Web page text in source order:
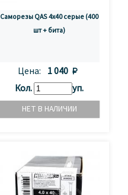
Саморезы QAS 4х40 серые (400
шт + бита)
Цена:
1 040 
Кол.
уп.